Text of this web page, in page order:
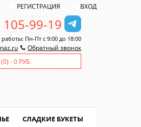
РЕГИСТРАЦИЯ ВХОД
105-99-19
Пн-Пт с 9:00 до 18:00
Обратный звонок
0) -0 РУБ.
СЛАДКИЕ БУКЕТЫ